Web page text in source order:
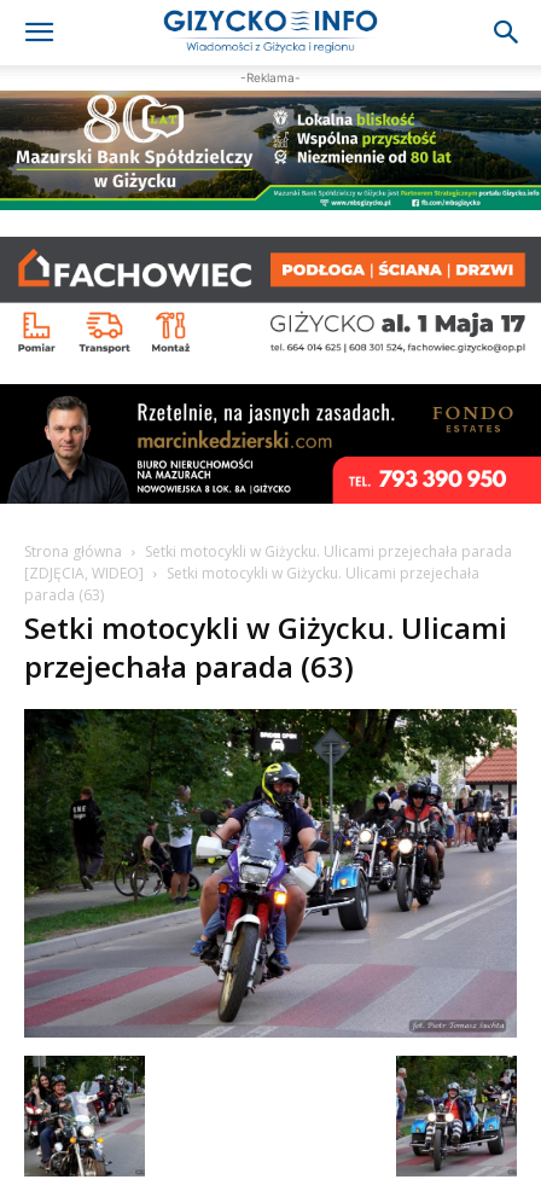
-Reklama-
Strona główna
Setki motocykli w Giżycku. Ulicami przejechała parada
[ZDJĘCIA, WIDEO]
Setki motocykli w Giżycku. Ulicami przejechała
parada (63)
Setki motocykli w Giżycku. Ulicami
przejechała parada (63)